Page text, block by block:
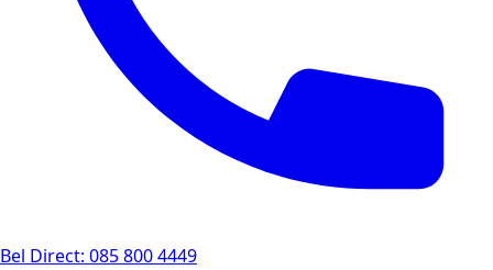
Bel Direct: 085 800 4449